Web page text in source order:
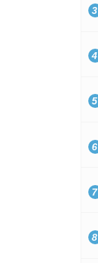
3
4
5
6
7
8